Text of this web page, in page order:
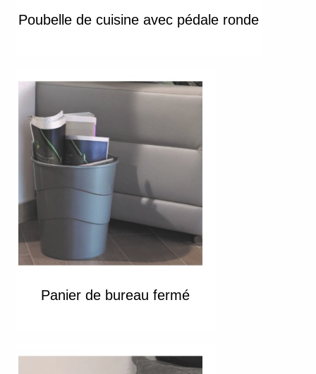
Poubelle de cuisine avec pédale ronde
Panier de bureau fermé